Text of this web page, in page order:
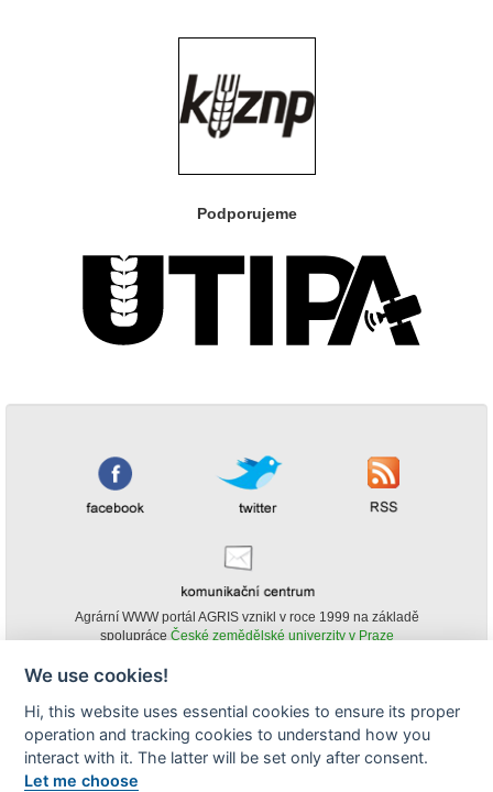
Podporujeme
Agrární WWW portál AGRIS vznikl v roce 1999 na základě
spolupráce České zemědělské univerzity v Praze
obsahu agrárního WWW portálu AGRIS je možné
(pokud není uvedeno jinak) pouze za podmínky uvedení zdroje v podobě
www.agris.cz a data publikace v AGRISu.
We use cookies!
Hi, this website uses essential cookies to ensure its proper
operation and tracking cookies to understand how you
interact with it. The latter will be set only after consent.
Let me choose